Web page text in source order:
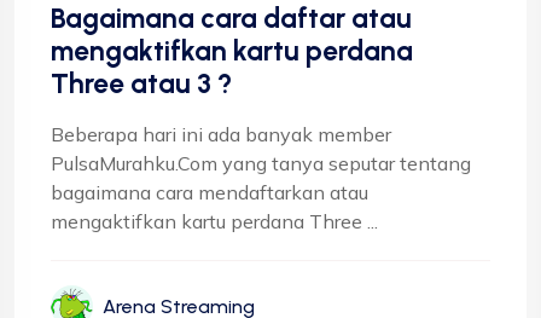
Bagaimana cara daftar atau
mengaktifkan kartu perdana
Three atau 3 ?
Beberapa hari ini ada banyak member
PulsaMurahku.Com yang tanya seputar tentang
bagaimana cara mendaftarkan atau
mengaktifkan kartu perdana Three ...
Arena Streaming